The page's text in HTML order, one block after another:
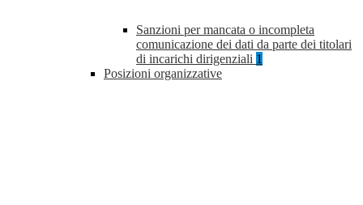
Sanzioni per mancata o incompleta
comunicazione dei dati da parte dei titolari
di incarichi dirigenziali 1
Posizioni organizzative